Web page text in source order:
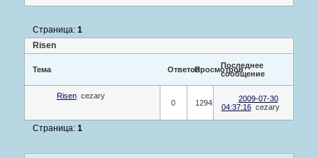
Risen
Страница: 1
Тема ОтветовПросмотровПоследнее
сообщение
Risen cezary
0
1294
2009-07-30
04:37:16 cezary
Страница: 1